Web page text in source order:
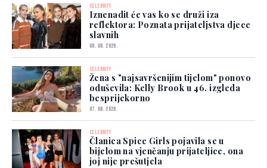
CELEBRITY
Iznenadit će vas ko se druži iza
reflektora: Poznata prijateljstva djece
slavnih
08. 08. 2026.
CELEBRITY
Žena s "najsavršenijim tijelom" ponovo
oduševila: Kelly Brook u 46. izgleda
besprijekorno
07. 08. 2026.
CELEBRITY
Članica Spice Girls pojavila se u
bijelom na vjenčanju prijateljice, ona
joj nije prešutjela